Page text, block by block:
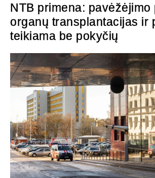
NTB primena: pavėžėjimo
organų transplantacijas ir
teikiama be pokyčių